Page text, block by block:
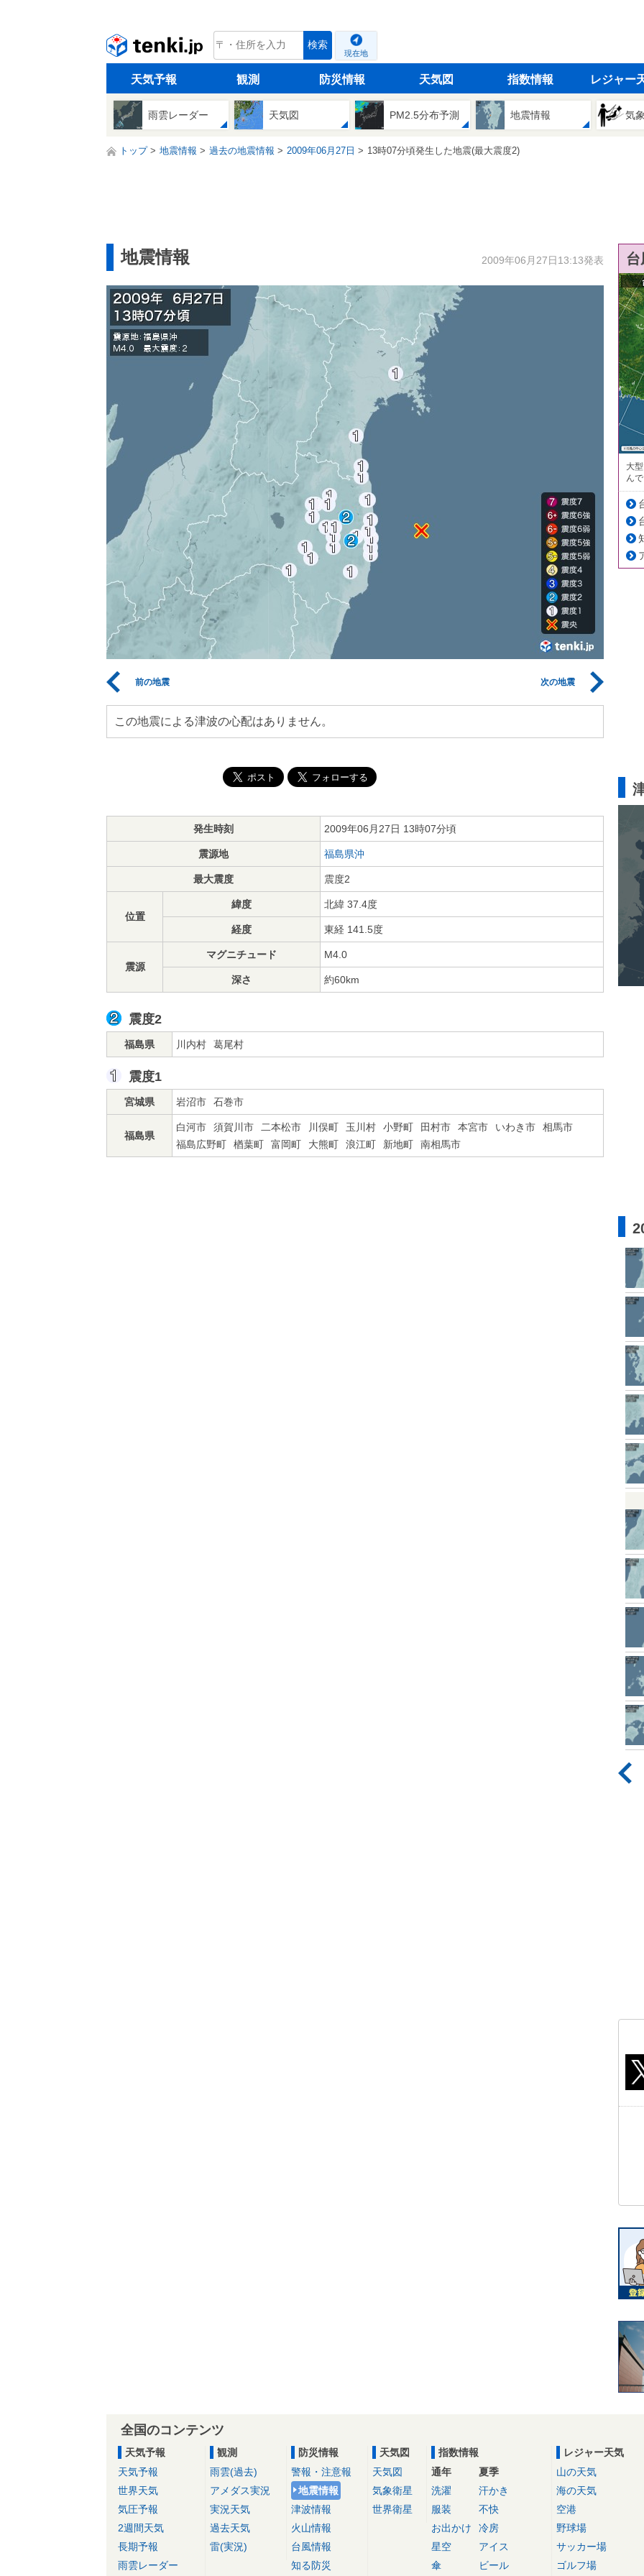
tenki.jp 検索
現在地
天気予報 観測 防災情報 天気図 指数情報 レジャー
雨雲レーダー 天気図 PM2.5分布予測 地震情報 気
トップ 地震情報 過去の地震情報 2009年06月27日 13時07分頃発生した地震(最大震度2)
地震情報 2009年06月27日13:13発表
前の地震 次の地震
この地震による津波の心配はありません。
発生時刻 2009年06月27日 13時07分頃
震源地 福島県沖
最大震度 震度2
位置
緯度 北緯 37.4度
経度 東経 141.5度
震源
マグニチュード M4.0
深さ 約60km
震度2
福島県 川内村 葛尾村
震度1
宮城県 岩沼市 石巻市
福島県
白河市 須賀川市 二本松市 川俣町 玉川村 小野町 田村市 本宮市 いわき市
相馬市
福島広野町
楢葉町 富岡町 大熊町 浪江町 新地町 南相馬市
大
ん
全国のコンテンツ
天気予報
天気予報
世界天気
気圧予報
2週間天気
長期予報
雨雲レーダー
観測
雨雲(過去)
アメダス実況
実況天気
過去天気
雷(実況)
防災情報
警報・注意報
地震情報
津波情報
火山情報
台風情報
知る防災
天気図
天気図
気象衛星
世界衛星
指数情報
通年
洗濯
服装
お出かけ
星空
傘
夏季
汗かき
不快
冷房
アイス
ビール
レジャー天気
山の天気
海の天気
空港
野球場
サッカー場
ゴルフ場